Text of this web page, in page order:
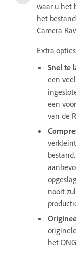
waar u het
het
Camera
Extra
Snel te
een
een
van de
nooit
het